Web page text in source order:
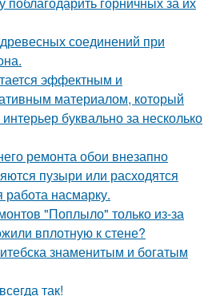
соединений при
эффектным и
материалом, который
буквально за несколько
ремонта обои внезапно
пузыри или расходятся
работа насмарку.
"Поплыло" только из-за
вплотную к стене?
знаменитым и богатым
так!